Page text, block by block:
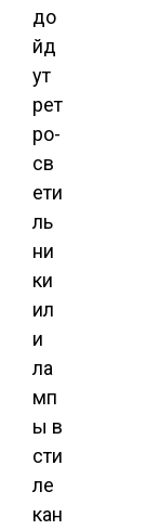
до
йд
ут
рет
ро-
св
ети
ль
ни
ки
ил
и
ла
мп
ы в
сти
ле
кан